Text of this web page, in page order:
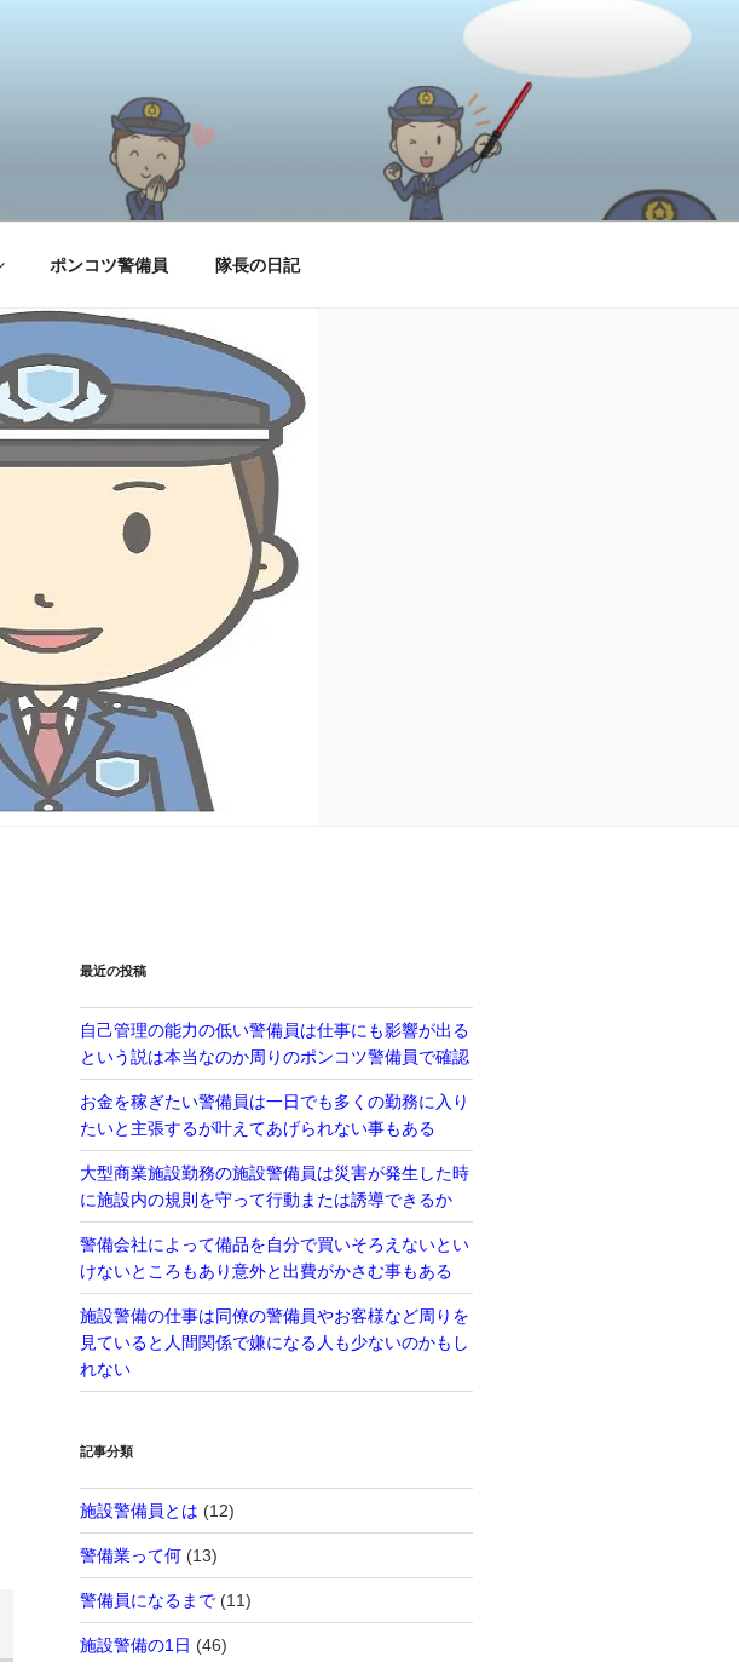
ポンコツ警備員 隊長の日記
最近の投稿
自己管理の能力の低い警備員は仕事にも影響が出る
という説は本当なのか周りのポンコツ警備員で確認
お金を稼ぎたい警備員は一日でも多くの勤務に入り
たいと主張するが叶えてあげられない事もある
大型商業施設勤務の施設警備員は災害が発生した時
に施設内の規則を守って行動または誘導できるか
警備会社によって備品を自分で買いそろえないとい
けないところもあり意外と出費がかさむ事もある
施設警備の仕事は同僚の警備員やお客様など周りを
見ていると人間関係で嫌になる人も少ないのかもし
れない
記事分類
施設警備員とは (12)
警備業って何(13)
警備員になるまで(11)
施設警備の1日 (46)